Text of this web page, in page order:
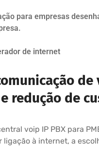
para empresas
de internet
de
redução de
voip IP PBX para
ligação à internet, a